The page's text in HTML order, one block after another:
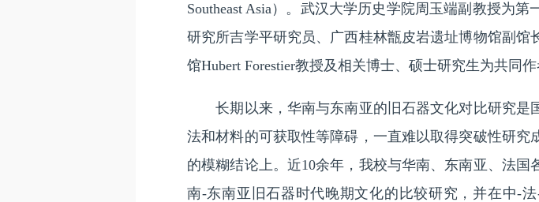
Southeast Asia）。武汉大学历史学院周玉端副教授为
研究所吉学平研究员、广西桂林甑皮岩遗址博物馆副
馆Hubert Forestier教授及相关博士、硕士研究生为共同作
长期以来，华南与东南亚的旧石器文化对比研究是
法和材料的可获取性等障碍，一直难以取得突破性研
的模糊结论上。近10余年，我校与华南、东南亚、法
南-东南亚旧石器时代晚期文化的比较研究，并在中-